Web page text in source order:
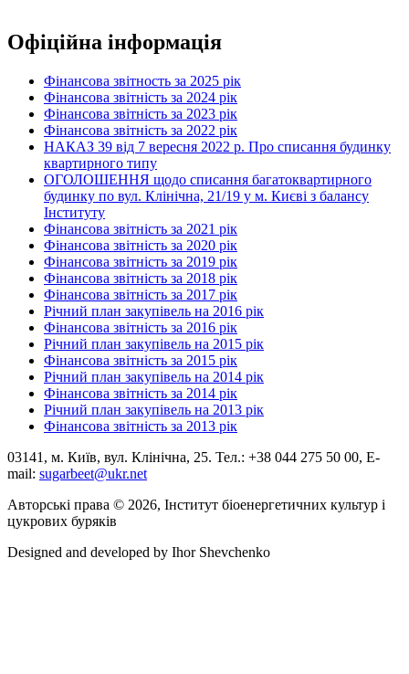
Офіційна інформація
Фінансова звітность за 2025 рік
Фінансова звітність за 2024 рік
Фінансова звітність за 2023 рік
Фінансова звітність за 2022 рік
НАКАЗ 39 від 7 вересня 2022 р. Про списання будинку
квартирного типу
ОГОЛОШЕННЯ щодо списання багатоквартирного
будинку по вул. Клінічна, 21/19 у м. Києві з балансу
Інституту
Фінансова звітність за 2021 рік
Фінансова звітність за 2020 рік
Фінансова звітність за 2019 рік
Фінансова звітність за 2018 рік
Фінансова звітність за 2017 рік
Річний план закупівель на 2016 рік
Фінансова звітність за 2016 рік
Річний план закупівель на 2015 рік
Фінансова звітність за 2015 рік
Річний план закупівель на 2014 рік
Фінансова звітність за 2014 рік
Річний план закупівель на 2013 рік
Фінансова звітність за 2013 рік
03141, м. Київ, вул. Клінічна, 25. Тел.: +38 044 275 50 00, E-
mail: sugarbeet@ukr.net
Авторські права © 2026, Інститут біоенергетичних культур і
цукрових буряків
Designed and developed by Ihor Shevchenko